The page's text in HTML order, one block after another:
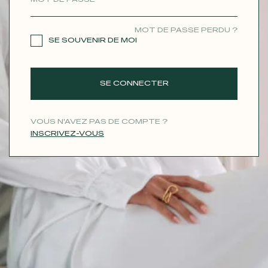
MOT DE PASSE PERDU ?
SE SOUVENIR DE MOI
SE CONNECTER
VOUS N'AVEZ PAS DE COMPTE ?
INSCRIVEZ-VOUS